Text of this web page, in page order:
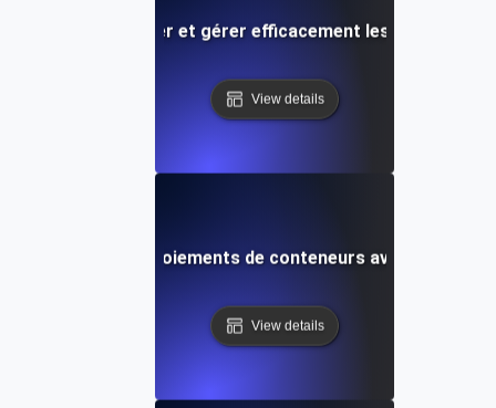
répertorier et gérer efficacement les conteneurs
View details
gérer les déploiements de conteneurs avec Orbstack
View details